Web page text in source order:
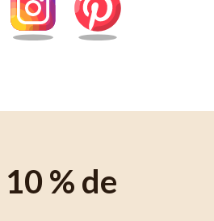
% de